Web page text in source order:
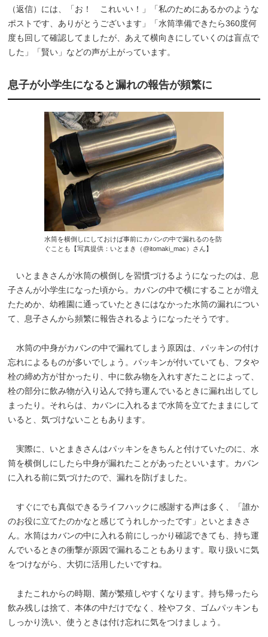
（返信）には、「お！ これいい！」「私のためにあるかのような
ポストです、ありがとうございます」「水筒準備できたら360度何
度も回して確認してましたが、あえて横向きにしていくのは盲点で
した」「賢い」などの声が上がっています。
息子が小学生になると漏れの報告が頻繁に
水筒を横倒しにしておけば事前にカバンの中で漏れるのを防
ぐことも【写真提供：いとまき（@itomaki_mac）さん】
いとまきさんが水筒の横倒しを習慣づけるようになったのは、息
子さんが小学生になった頃から。カバンの中で横にすることが増え
たためか、幼稚園に通っていたときにはなかった水筒の漏れについ
て、息子さんから頻繁に報告されるようになったそうです。
水筒の中身がカバンの中で漏れてしまう原因は、パッキンの付け
忘れによるものが多いでしょう。パッキンが付いていても、フタや
栓の締め方が甘かったり、中に飲み物を入れすぎたことによって、
栓の部分に飲み物が入り込んで持ち運んでいるときに漏れ出してし
まったり。それらは、カバンに入れるまで水筒を立てたままにして
いると、気づけないこともあります。
実際に、いとまきさんはパッキンをきちんと付けていたのに、水
筒を横倒しにしたら中身が漏れたことがあったといいます。カバン
に入れる前に気づけたので、漏れを防げました。
すぐにでも真似できるライフハックに感謝する声は多く、「誰か
のお役に立てたのかなと感じてうれしかったです」といとまきさ
ん。水筒はカバンの中に入れる前にしっかり確認できても、持ち運
んでいるときの衝撃が原因で漏れることもあります。取り扱いに気
をつけながら、大切に活用したいですね。
またこれからの時期、菌が繁殖しやすくなります。持ち帰ったら
飲み残しは捨て、本体の中だけでなく、栓やフタ、ゴムパッキンも
しっかり洗い、使うときは付け忘れに気をつけましょう。